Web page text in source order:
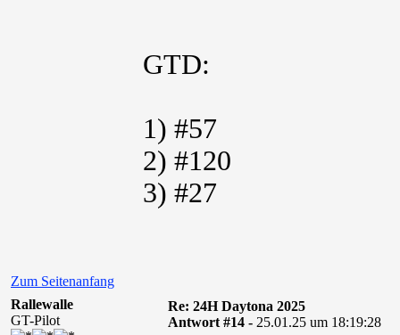
GTD:
1) #57
2) #120
3) #27
Zum Seitenanfang
Rallewalle
GT-Pilot
Re: 24H Daytona 2025
Antwort #14 - 25.01.25 um 18:19:28